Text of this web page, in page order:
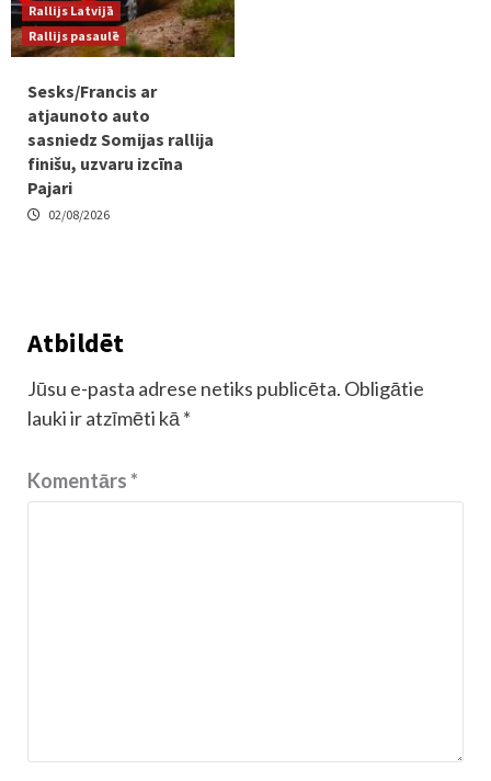
Rallijs Latvijā
Rallijs pasaulē
Sesks/Francis ar
atjaunoto auto
sasniedz Somijas rallija
finišu, uzvaru izcīna
Pajari
02/08/2026
Atbildēt
Jūsu e-pasta adrese netiks publicēta. Obligātie
lauki ir atzīmēti kā *
Komentārs*